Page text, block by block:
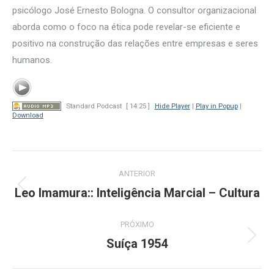
psicólogo José Ernesto Bologna. O consultor organizacional
aborda como o foco na ética pode revelar-se eficiente e
positivo na construção das relações entre empresas e seres
humanos.
Standard Podcast [ 14:25 ] Hide Player| Play in Popup|
Download
de
ANTERIOR
Post
Leo Imamura:: Inteligência Marcial – Cultura
PRÓXIMO
Próximo
Suíça 1954